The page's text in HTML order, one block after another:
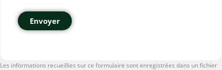
Envoyer
Les informations recueillies sur ce formulaire sont enregistrées dans un fichier